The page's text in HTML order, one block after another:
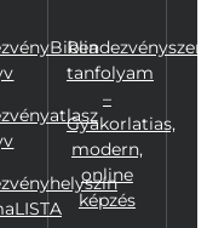
tanfolyam
–
Gyakorlatias,
modern,
online
képzés